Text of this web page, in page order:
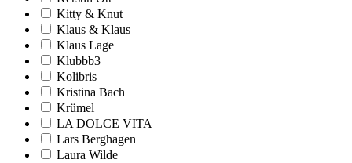
Kitty & Knut
Klaus & Klaus
Klaus Lage
Klubbb3
Kolibris
Kristina Bach
Krümel
LA DOLCE VITA
Lars Berghagen
Laura Wilde